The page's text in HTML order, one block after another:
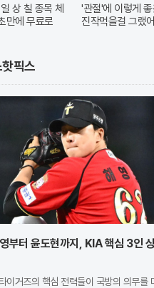
상 칠 종목 체
만에 무료로
'관절'에 이렇게 좋
진작먹을걸 그랬
픽스
부터 윤도현까지, KIA 핵심 3인
이거즈의 핵심 전력들이 국방의 의무를